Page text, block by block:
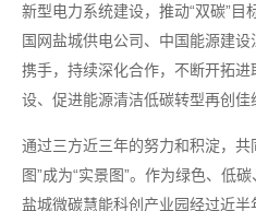
新型电力系统建设，推动“双碳”目
国网盐城供电公司、中国能源建
携手，持续深化合作，不断开拓
设、促进能源清洁低碳转型再创佳
通过三方近三年的努力和积淀，共
图”成为“实景图”。作为绿色、
盐城微碳慧能科创产业园经过近